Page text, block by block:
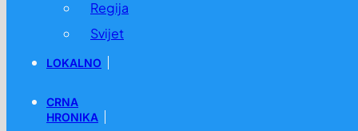
Regija
Svijet
LOKALNO
CRNA
HRONIKA